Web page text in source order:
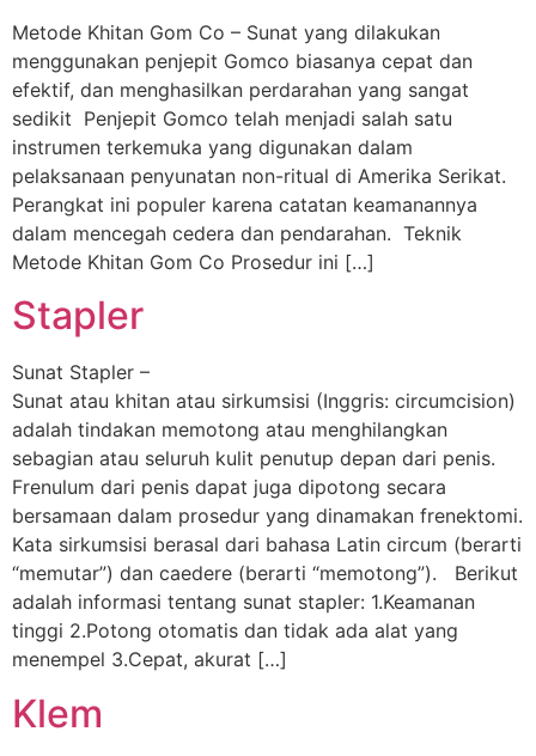
Metode Khitan Gom Co – Sunat yang dilakukan
menggunakan penjepit Gomco biasanya cepat dan
efektif, dan menghasilkan perdarahan yang sangat
sedikit Penjepit Gomco telah menjadi salah satu
instrumen terkemuka yang digunakan dalam
pelaksanaan penyunatan non-ritual di Amerika Serikat.
Perangkat ini populer karena catatan keamanannya
dalam mencegah cedera dan pendarahan. Teknik
Metode Khitan Gom Co Prosedur ini […]
Stapler
Sunat Stapler –
Sunat atau khitan atau sirkumsisi (Inggris: circumcision)
adalah tindakan memotong atau menghilangkan
sebagian atau seluruh kulit penutup depan dari penis.
Frenulum dari penis dapat juga dipotong secara
bersamaan dalam prosedur yang dinamakan frenektomi.
Kata sirkumsisi berasal dari bahasa Latin circum (berarti
“memutar”) dan caedere (berarti “memotong”). Berikut
adalah informasi tentang sunat stapler: 1.Keamanan
tinggi 2.Potong otomatis dan tidak ada alat yang
menempel 3.Cepat, akurat […]
Klem